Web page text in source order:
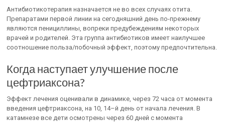
Антибиотикотерапия назначается не во всех случаях отита.
Препаратами первой линии на сегодняшний день по-прежнему
являются пенициллины, вопреки предубеждениям некоторых
врачей и родителей. Эта группа антибиотиков имеет наилучшее
соотношение польза/побочный эффект, поэтому предпочтительна.
Когда наступает улучшение после
цефтриаксона?
Эффект лечения оценивали в динамике, через 72 часа от момента
введения цефтриаксона, на 10, 14–й день от начала лечения. В
катамнезе все дети осмотрены через 60 дней с момента